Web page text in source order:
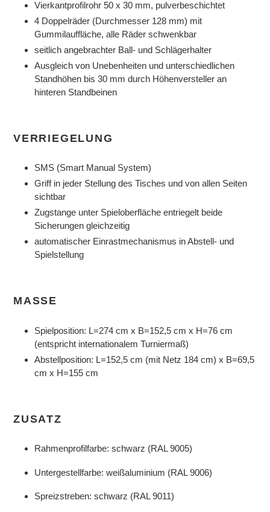
Vierkantprofilrohr 50 x 30 mm, pulverbeschichtet
4 Doppelräder (Durchmesser 128 mm) mit
Gummilauffläche, alle Räder schwenkbar
seitlich angebrachter Ball- und Schlägerhalter
Ausgleich von Unebenheiten und unterschiedlichen
Standhöhen bis 30 mm durch Höhenversteller an
hinteren Standbeinen
VERRIEGELUNG
SMS (Smart Manual System)
Griff in jeder Stellung des Tisches und von allen Seiten
sichtbar
Zugstange unter Spieloberfläche entriegelt beide
Sicherungen gleichzeitig
automatischer Einrastmechanismus in Abstell- und
Spielstellung
MASSE
Spielposition: L=274 cm x B=152,5 cm x H=76 cm
(entspricht internationalem Turniermaß)
Abstellposition: L=152,5 cm (mit Netz 184 cm) x B=69,5
cm x H=155 cm
ZUSATZ
Rahmenprofilfarbe: schwarz (RAL 9005)
Untergestellfarbe: weißaluminium (RAL 9006)
Spreizstreben: schwarz (RAL 9011)